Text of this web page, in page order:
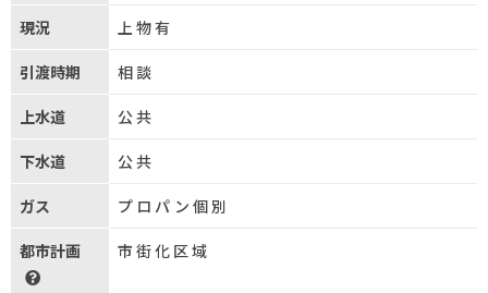
現況 上物有
引渡時期 相談
上水道 公共
下水道 公共
ガス プロパン個別
都市計画 市街化区域